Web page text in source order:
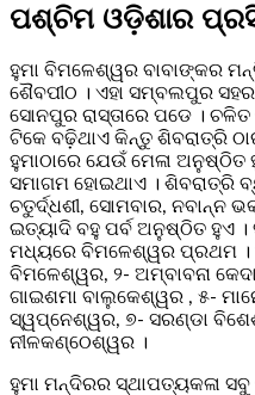
ପଶ୍ଚିମ ଓଡ଼ିଶାର
ହୁମା ବିମଳେଶ୍ୱର ବାବାଙ୍କର
ଶୈବପୀଠ । ଏହା ସମ୍ବଲପୁର
ସୋନପୁର ରାସ୍ତାରେ ପଡେ । ଚଳିତ
ଟିକେ ବଢ଼ିଥାଏ କିନ୍ତୁ ଶିବରାତ୍ରି
ହୁମାଠାରେ ଯେଉଁ ମେଳା
ସମାଗମ ହୋଇଥାଏ । ଶିବରାତ୍ରି
ଚତୁର୍ଦ୍ଧଶୀ, ସୋମବାର, ନବାନ୍ନ
ଇତ୍ୟାଦି ବହୁ ପର୍ବ ଅନୁଷ୍ଠିତ
ମଧ୍ୟରେ ବିମଳେଶ୍ୱର ପ୍ରଥମ ।
ବିମଳେଶ୍ୱର, ୨- ଅମ୍ବାବନା
ଗାଇଶମା ବାଲୁକେଶ୍ୱର , ୫-
ସ୍ୱପ୍ନେଶ୍ୱର, ୭- ସରଣ୍ଡା
ନୀଳକଣ୍ଠେଶ୍ୱର ।
ହୁମା ମନ୍ଦିରର ସ୍ଥାପତ୍ୟକଳା